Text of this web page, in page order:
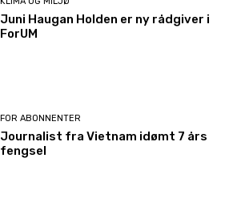
Juni Haugan Holden er ny rådgiver i
ForUM
FOR ABONNENTER
Journalist fra Vietnam idømt 7 års
fengsel